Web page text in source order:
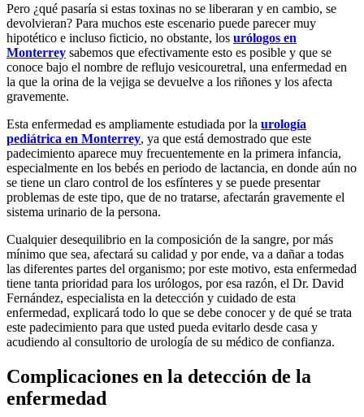
Pero ¿qué pasaría si estas toxinas no se liberaran y en cambio, se
devolvieran? Para muchos este escenario puede parecer muy
hipotético e incluso ficticio, no obstante, los urólogos en
Monterrey sabemos que efectivamente esto es posible y que se
conoce bajo el nombre de reflujo vesicouretral, una enfermedad en
la que la orina de la vejiga se devuelve a los riñones y los afecta
gravemente.
Esta enfermedad es ampliamente estudiada por la urología
pediátrica en Monterrey, ya que está demostrado que este
padecimiento aparece muy frecuentemente en la primera infancia,
especialmente en los bebés en periodo de lactancia, en donde aún no
se tiene un claro control de los esfínteres y se puede presentar
problemas de este tipo, que de no tratarse, afectarán gravemente el
sistema urinario de la persona.
Cualquier desequilibrio en la composición de la sangre, por más
mínimo que sea, afectará su calidad y por ende, va a dañar a todas
las diferentes partes del organismo; por este motivo, esta enfermedad
tiene tanta prioridad para los urólogos, por esa razón, el Dr. David
Fernández, especialista en la detección y cuidado de esta
enfermedad, explicará todo lo que se debe conocer y de qué se trata
este padecimiento para que usted pueda evitarlo desde casa y
acudiendo al consultorio de urología de su médico de confianza.
Complicaciones en la detección de la
enfermedad